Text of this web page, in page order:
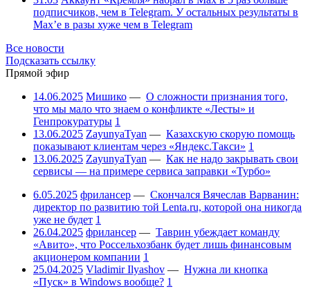
подписчиков, чем в Telegram. У остальных результаты в
Max’е в разы хуже чем в Telegram
Все новости
Подсказать ссылку
Прямой эфир
14.06.2025 Мишико — О сложности признания того,
что мы мало что знаем о конфликте «Лесты» и
Генпрокуратуры 1
13.06.2025 ZayunyaTyan — Казахскую скорую помощь
показывают клиентам через «Яндекс.Такси» 1
13.06.2025 ZayunyaTyan — Как не надо закрывать свои
сервисы — на примере сервиса заправки «Турбо»
6.05.2025 фрилансер — Скончался Вячеслав Варванин:
директор по развитию той Lenta.ru, которой она никогда
уже не будет 1
26.04.2025 фрилансер — Таврин убеждает команду
«Авито», что Россельхозбанк будет лишь финансовым
акционером компании 1
25.04.2025 Vladimir Ilyashov — Нужна ли кнопка
«Пуск» в Windows вообще? 1